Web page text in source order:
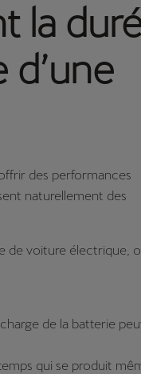
la
des performances
naturellement des
de voiture électrique,
de la batterie
qui se produit